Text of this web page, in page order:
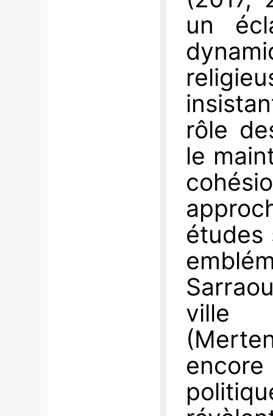
un
rôle
le
études
ville